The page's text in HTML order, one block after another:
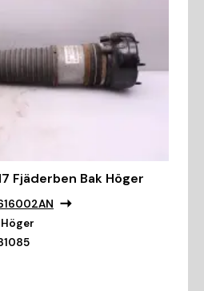
Fjäderben Bak Höger